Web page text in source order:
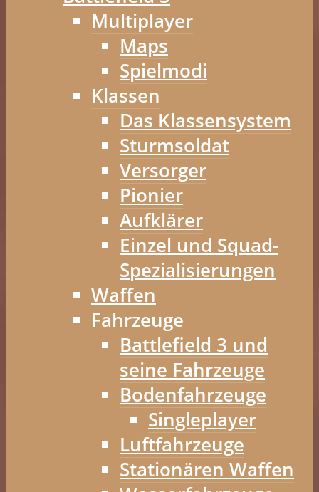
Multiplayer
Maps
Spielmodi
Klassen
Das Klassensystem
Sturmsoldat
Versorger
Pionier
Aufklärer
Einzel und Squad-
Spezialisierungen
Waffen
Fahrzeuge
Battlefield 3 und
seine Fahrzeuge
Bodenfahrzeuge
Singleplayer
Luftfahrzeuge
Stationären Waffen